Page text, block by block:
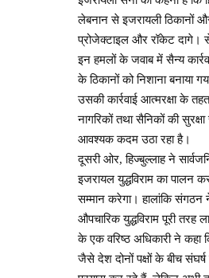
लेबनान से इजरायली ठिकानों
प्रोजेक्टाइल और रॉकेट दागे।
इन हमलों के जवाब में सैन्य
के ठिकानों को निशाना बनाया
उसकी कार्रवाई आत्मरक्षा के
नागरिकों तथा सैनिकों की
आवश्यक कदम उठा रहा है।
दूसरी ओर, हिज्बुल्लाह ने
इजरायल युद्धविराम का पालन
सम्मान करेगा। हालांकि संगठन
औपचारिक युद्धविराम पूरी तरह
के एक वरिष्ठ अधिकारी ने
जैसे देश दोनों पक्षों के बीच